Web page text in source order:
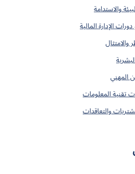
والاستدامة
الإدارة المالية
والامتثال
المهني
تقنية المعلومات
والتعاقدات